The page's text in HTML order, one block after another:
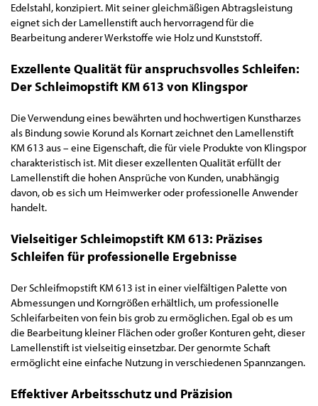
Edelstahl, konzipiert. Mit seiner gleichmäßigen Abtragsleistung
eignet sich der Lamellenstift auch hervorragend für die
Bearbeitung anderer Werkstoffe wie Holz und Kunststoff.
Exzellente Qualität für anspruchsvolles Schleifen:
Der Schleimopstift KM 613 von Klingspor
Die Verwendung eines bewährten und hochwertigen Kunstharzes
als Bindung sowie Korund als Kornart zeichnet den Lamellenstift
KM 613 aus – eine Eigenschaft, die für viele Produkte von Klingspor
charakteristisch ist. Mit dieser exzellenten Qualität erfüllt der
Lamellenstift die hohen Ansprüche von Kunden, unabhängig
davon, ob es sich um Heimwerker oder professionelle Anwender
handelt.
Vielseitiger Schleimopstift KM 613: Präzises
Schleifen für professionelle Ergebnisse
Der Schleifmopstift KM 613 ist in einer vielfältigen Palette von
Abmessungen und Korngrößen erhältlich, um professionelle
Schleifarbeiten von fein bis grob zu ermöglichen. Egal ob es um
die Bearbeitung kleiner Flächen oder großer Konturen geht, dieser
Lamellenstift ist vielseitig einsetzbar. Der genormte Schaft
ermöglicht eine einfache Nutzung in verschiedenen Spannzangen.
Effektiver Arbeitsschutz und Präzision